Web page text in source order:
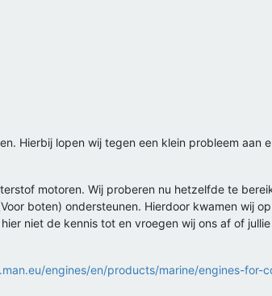
Hierbij lopen wij tegen een klein probleem aan
motoren. Wij proberen nu hetzelfde te
boten) ondersteunen. Hierdoor kwamen wij
niet de kennis tot en vroegen wij ons af of
engines/en/products/marine/engines-for-